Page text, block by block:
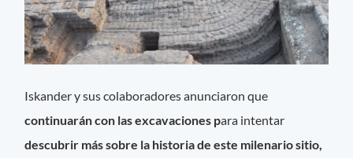
Iskander y sus colaboradores anunciaron que
continuarán con las excavaciones para intentar
descubrir más sobre la historia de este milenario sitio,